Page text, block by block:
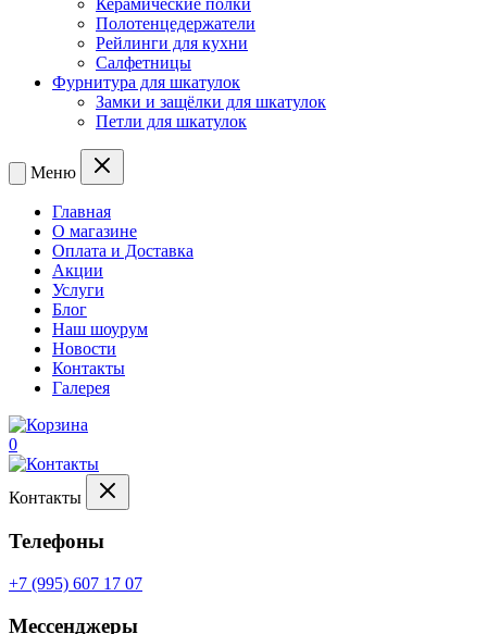
Полотенцедержатели
Рейлинги для кухни
Салфетницы
Фурнитура для шкатулок
Замки и защёлки для шкатулок
Петли для шкатулок
Меню
Главная
О магазине
Оплата и Доставка
Акции
Услуги
Блог
Наш шоурум
Новости
Контакты
Галерея
0
Контакты
Телефоны
+7 (995) 607 17 07
Мессенджеры